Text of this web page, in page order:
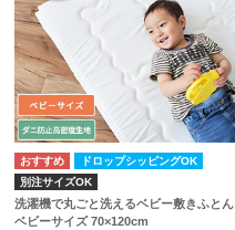
ドロップシッピングOK
別注サイズOK
洗濯機で丸ごと洗えるベビー敷きふとん
ベビーサイズ 70×120cm